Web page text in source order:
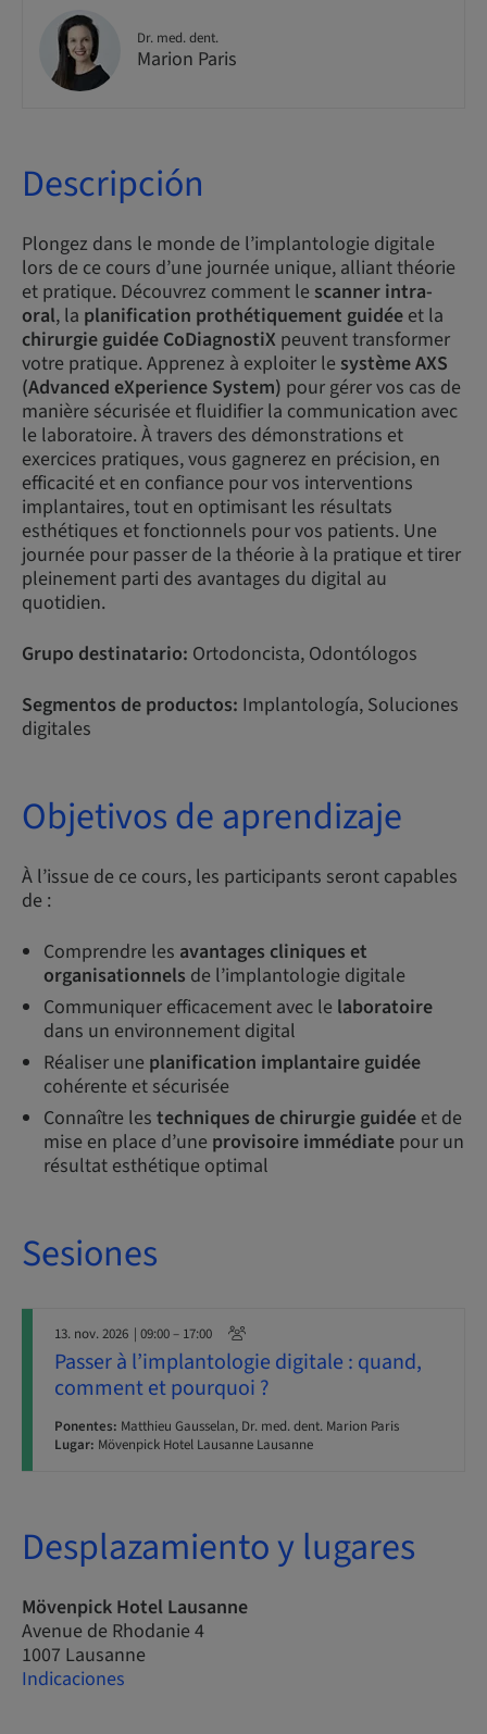
Dr. med. dent.
Marion Paris
Descripción
Plongez dans le monde de l’implantologie digitale
lors de ce cours d’une journée unique, alliant théorie
et pratique. Découvrez comment le scanner intra-
oral, la planification prothétiquement guidée et la
chirurgie guidée CoDiagnostiX peuvent transformer
votre pratique. Apprenez à exploiter le système AXS
(Advanced eXperience System) pour gérer vos cas de
manière sécurisée et fluidifier la communication avec
le laboratoire. À travers des démonstrations et
exercices pratiques, vous gagnerez en précision, en
efficacité et en confiance pour vos interventions
implantaires, tout en optimisant les résultats
esthétiques et fonctionnels pour vos patients. Une
journée pour passer de la théorie à la pratique et tirer
pleinement parti des avantages du digital au
quotidien.
Grupo destinatario: Ortodoncista, Odontólogos
Segmentos de productos: Implantología, Soluciones
digitales
Objetivos de aprendizaje
À l’issue de ce cours, les participants seront capables
de :
Comprendre les avantages cliniques et
organisationnels de l’implantologie digitale
Communiquer efficacement avec le laboratoire
dans un environnement digital
Réaliser une planification implantaire guidée
cohérente et sécurisée
Connaître les techniques de chirurgie guidée et de
mise en place d’une provisoire immédiate pour un
résultat esthétique optimal
Sesiones
13. nov. 2026 | 09:00 – 17:00
Passer à l’implantologie digitale : quand,
comment et pourquoi ?
Ponentes: Matthieu Gausselan, Dr. med. dent. Marion Paris
Lugar: Mövenpick Hotel Lausanne Lausanne
Desplazamiento y lugares
Mövenpick Hotel Lausanne
Avenue de Rhodanie 4
1007 Lausanne
Indicaciones